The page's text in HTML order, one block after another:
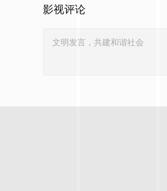
影视评论